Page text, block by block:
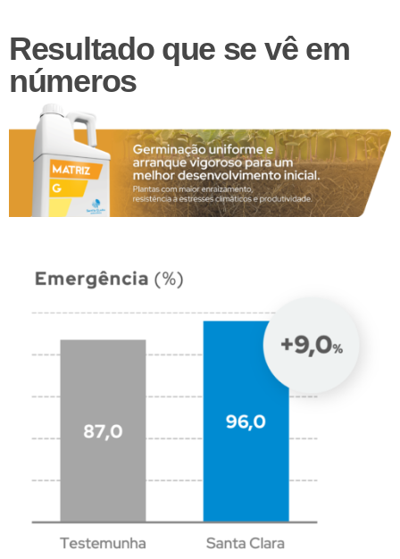
Resultado que se vê em
números